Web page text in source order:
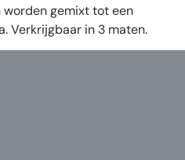
gemixt tot een
Verkrijgbaar in 3 maten.